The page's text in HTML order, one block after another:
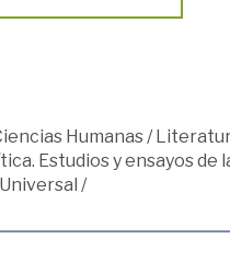
Humanas /
Estudios y ensayos de
/